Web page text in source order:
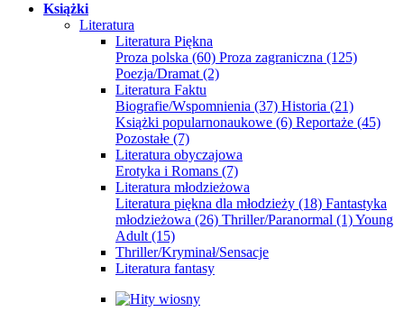
Książki
Literatura
Literatura Piękna
Proza polska (60) Proza zagraniczna (125)
Poezja/Dramat (2)
Literatura Faktu
Biografie/Wspomnienia (37) Historia (21)
Książki popularnonaukowe (6) Reportaże (45)
Pozostałe (7)
Literatura obyczajowa
Erotyka i Romans (7)
Literatura młodzieżowa
Literatura piękna dla młodzieży (18) Fantastyka
młodzieżowa (26) Thriller/Paranormal (1)Young
Adult (15)
Thriller/Kryminał/Sensacje
Literatura fantasy